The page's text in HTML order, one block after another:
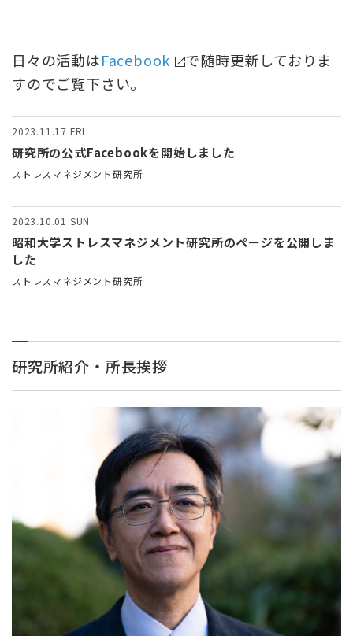
日々の活動はFacebook
で随時更新しておりま
すのでご覧下さい。
2023.11.17 FRI
研究所の公式Facebookを開始しました
ストレスマネジメント研究所
2023.10.01 SUN
昭和大学ストレスマネジメント研究所のページを公開しま
した
ストレスマネジメント研究所
研究所紹介・所長挨拶